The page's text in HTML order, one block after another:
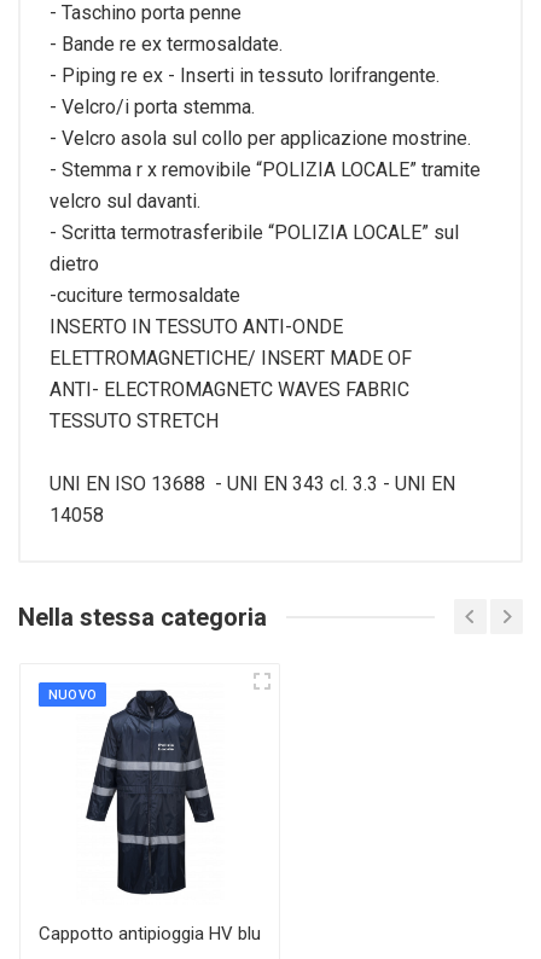
- Taschino porta penne
- Bande re ex termosaldate.
- Piping re ex - Inserti in tessuto lorifrangente.
- Velcro/i porta stemma.
- Velcro asola sul collo per applicazione mostrine.
- Stemma r x removibile “POLIZIA LOCALE” tramite
velcro sul davanti.
- Scritta termotrasferibile “POLIZIA LOCALE” sul
dietro
-cuciture termosaldate
INSERTO IN TESSUTO ANTI-ONDE
ELETTROMAGNETICHE/ INSERT MADE OF
ANTI- ELECTROMAGNETC WAVES FABRIC
TESSUTO STRETCH
UNI EN ISO 13688 - UNI EN 343 cl. 3.3 - UNI EN
14058
Nella stessa categoria
NUOVO
Cappotto antipioggia HV blu